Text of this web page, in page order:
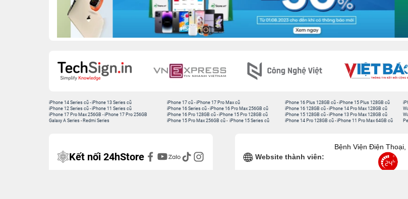
iPhone 14 Series cũ -iPhone 13 Series cũ
iPhone 12 Series cũ -iPhone 11 Series cũ
iPhone 17 Pro Max 256GB -iPhone 17 Pro 256GB
Galaxy A Series - Redmi Series
iPhone 17 cũ -iPhone 17 Pro Max cũ
iPhone 16 Series cũ - iPhone 16 Pro Max 256GB cũ
iPhone 16 Pro 128GB cũ -iPhone 15 Pro 128GB cũ
iPhone 15 Pro Max 256GB cũ - iPhone 15 Series cũ
iPhone 16 Plus 128GB cũ -iPhone 15 Plus 128GB cũ
iPhone 16 128GB cũ -iPhone 14 Pro Max 128GB cũ
iPhone 15 128GB cũ -iPhone 13 Pro Max 128GB cũ
iPhone 14 Pro 128GB cũ -iPhone 11 Pro Max 64GB cũ
Kết nối 24hStore Website thành viên:
Bệnh Viện Điện Thoại,